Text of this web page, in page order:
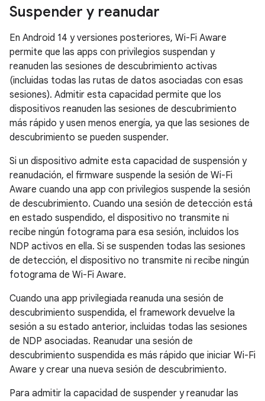
Suspender y reanudar
En Android 14 y versiones posteriores, Wi-Fi Aware
permite que las apps con privilegios suspendan y
reanuden las sesiones de descubrimiento activas
(incluidas todas las rutas de datos asociadas con esas
sesiones). Admitir esta capacidad permite que los
dispositivos reanuden las sesiones de descubrimiento
más rápido y usen menos energía, ya que las sesiones de
descubrimiento se pueden suspender.
Si un dispositivo admite esta capacidad de suspensión y
reanudación, el firmware suspende la sesión de Wi-Fi
Aware cuando una app con privilegios suspende la sesión
de descubrimiento. Cuando una sesión de detección está
en estado suspendido, el dispositivo no transmite ni
recibe ningún fotograma para esa sesión, incluidos los
NDP activos en ella. Si se suspenden todas las sesiones
de detección, el dispositivo no transmite ni recibe ningún
fotograma de Wi-Fi Aware.
Cuando una app privilegiada reanuda una sesión de
descubrimiento suspendida, el framework devuelve la
sesión a su estado anterior, incluidas todas las sesiones
de NDP asociadas. Reanudar una sesión de
descubrimiento suspendida es más rápido que iniciar Wi-Fi
Aware y crear una nueva sesión de descubrimiento.
Para admitir la capacidad de suspender y reanudar las